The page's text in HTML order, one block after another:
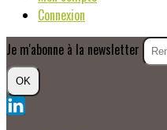
Connexion
Je m'abonne à la newsletter
OK